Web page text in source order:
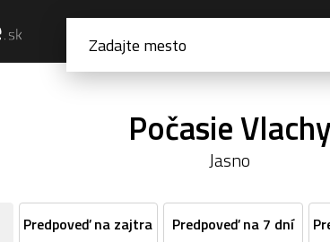
Počasie Vlachy
Jasno
Predpoveď na zajtra Predpoveď na 7 dní